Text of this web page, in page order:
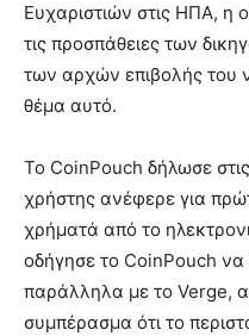
Ευχαριστιών στις ΗΠΑ, η
τις προσπάθειες των
των αρχών επιβολής του
θέμα αυτό.
Το CoinPouch δήλωσε
χρήστης ανέφερε για
χρήματά από το
οδήγησε το CoinPouch να
παράλληλα με το Verge,
συμπέρασμα ότι το